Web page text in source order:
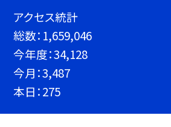
アクセス統計
総数： 1,659,046
今年度：34,128
今月：3,487
本日：275